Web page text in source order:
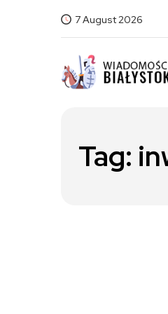
7 August 2026
Tag: